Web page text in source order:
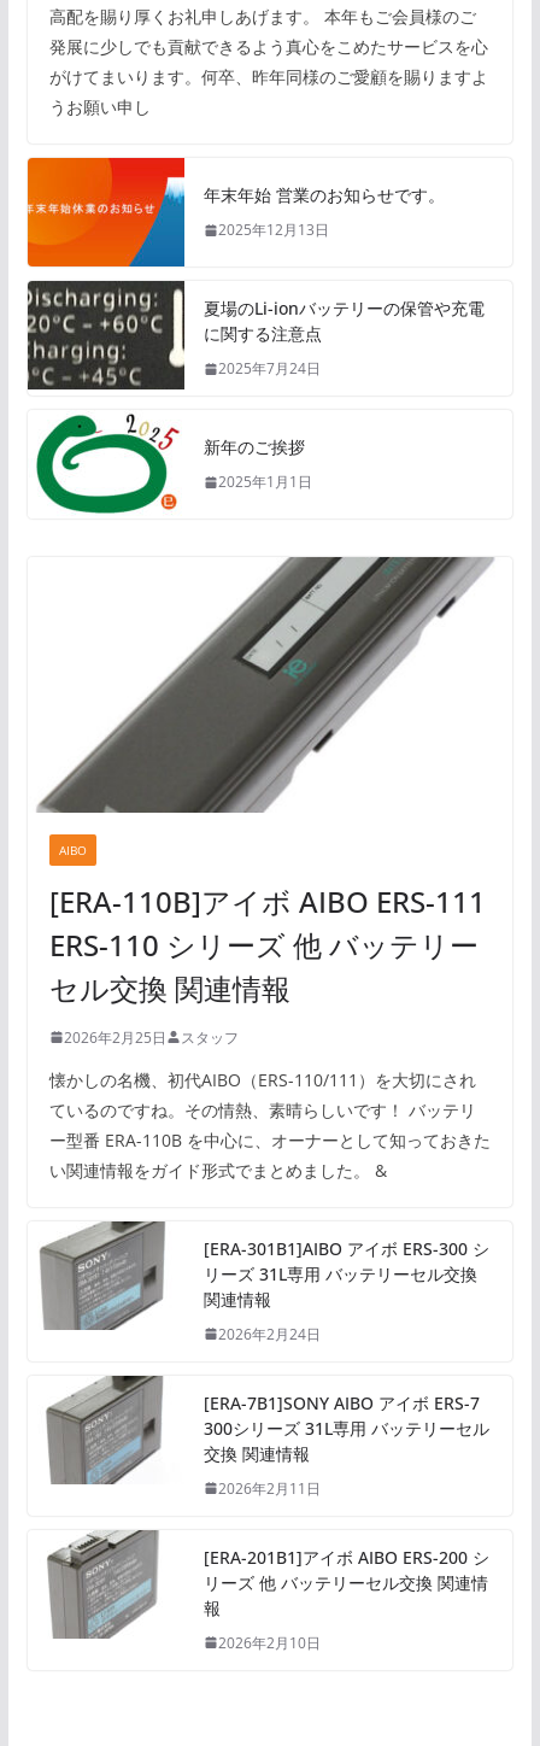
高配を賜り厚くお礼申しあげます。 本年もご会員様のご
発展に少しでも貢献できるよう真心をこめたサービスを心
がけてまいります。何卒、昨年同様のご愛顧を賜りますよ
うお願い申し
年末年始 営業のお知らせです。
2025年12月13日
夏場のLi-ionバッテリーの保管や充電
に関する注意点
2025年7月24日
新年のご挨拶
2025年1月1日
AIBO
[ERA-110B]アイボ AIBO ERS-111
ERS-110 シリーズ 他 バッテリー
セル交換 関連情報
2026年2月25日 スタッフ
懐かしの名機、初代AIBO（ERS-110/111）を大切にされ
ているのですね。その情熱、素晴らしいです！ バッテリ
ー型番 ERA-110B を中心に、オーナーとして知っておきた
い関連情報をガイド形式でまとめました。 &
[ERA-301B1]AIBO アイボ ERS-300 シ
リーズ 31L専用 バッテリーセル交換
関連情報
2026年2月24日
[ERA-7B1]SONY AIBO アイボ ERS-7
300シリーズ 31L専用 バッテリーセル
交換 関連情報
2026年2月11日
[ERA-201B1]アイボ AIBO ERS-200 シ
リーズ 他 バッテリーセル交換 関連情
報
2026年2月10日